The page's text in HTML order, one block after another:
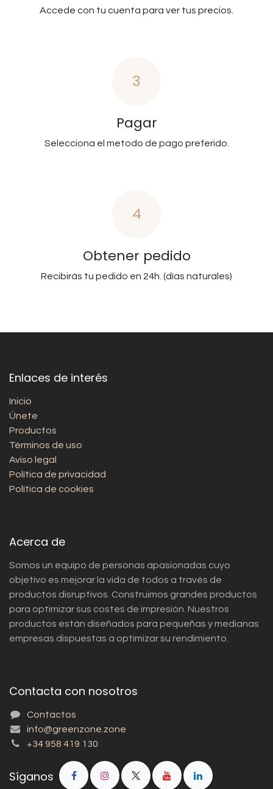
Accede con tu cuenta para ver tus precios.
3
Pagar
Selecciona el metodo de pago preferido.
4
Obtener pedido
Recibirás tu pedido en 24h. (días naturales)
Enlaces de interés
Inicio
Únete
Productos
Términos de uso
Aviso legal
Política de privacidad
Política de cookies
Acerca de
Somos un equipo de personas apasionadas cuyo
objetivo es mejorar la vida de todos a través de
productos disruptivos. Construimos grandes productos
para optimizar sus costes de impresión. Nuestros
productos están diseñados para pequeñas y medianas
empresas dispuestas a optimizar su rendimiento.
Contacta con nosotros
Contactos
info@greenzone.zone
+34 958 419 130
Síganos